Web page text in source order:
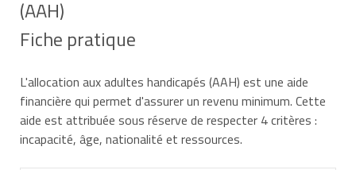
(AAH)
Fiche pratique
L'allocation aux adultes handicapés (AAH) est une aide
financière qui permet d'assurer un revenu minimum. Cette
aide est attribuée sous réserve de respecter 4 critères :
incapacité, âge, nationalité et ressources.